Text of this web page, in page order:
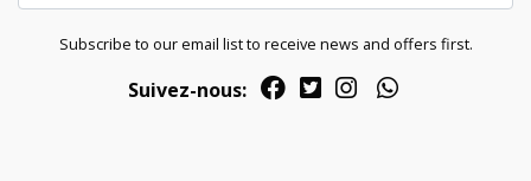
Subscribe to our email list to receive news and offers first.
Suivez-nous: